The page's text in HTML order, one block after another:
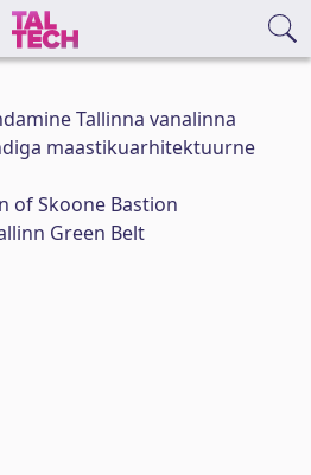
Tallinna vanalinna
maastikuarhitektuurne
of Skoone Bastion
Green Belt